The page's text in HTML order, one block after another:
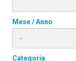
Mese / Anno
Categoria